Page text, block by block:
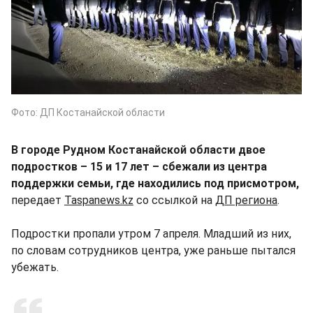
Фото: ДП Костанайской области
В городе Рудном Костанайской области двое
подростков – 15 и 17 лет – сбежали из центра
поддержки семьи, где находились под присмотром,
передает Taspanews.kz со ссылкой на ДП региона.
Подростки пропали утром 7 апреля. Младший из них,
по словам сотрудников центра, уже раньше пытался
убежать.